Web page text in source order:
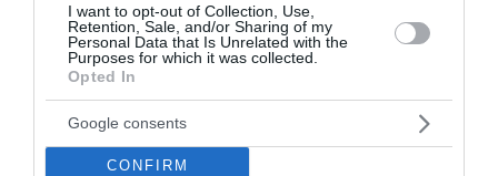
I want to opt-out of Collection, Use,
Retention, Sale, and/or Sharing of my
Personal Data that Is Unrelated with the
Purposes for which it was collected.
Opted In
Google consents
CONFIRM